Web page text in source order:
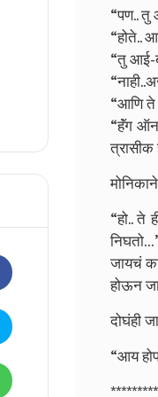
“पण.. तु
“होते..
“तु आई-
“आणि ते
“हॅंग
त्रासीक
“हो.. ते
जायचं
होऊन
दोघंही
“आय